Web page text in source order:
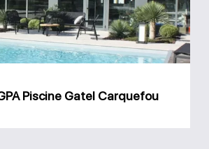
Carquefou
Piscine Gatel Carquefou